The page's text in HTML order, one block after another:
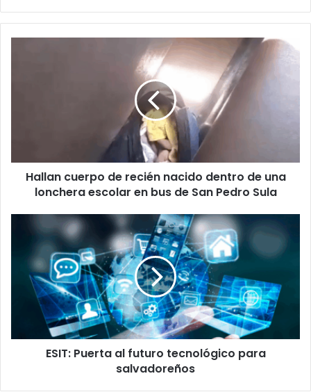
lonchera
escolar
Hallan cuerpo de recién nacido dentro de una
lonchera escolar en bus de San Pedro Sula
tecnológico
salvadoreños
ESIT: Puerta al futuro tecnológico para
salvadoreños